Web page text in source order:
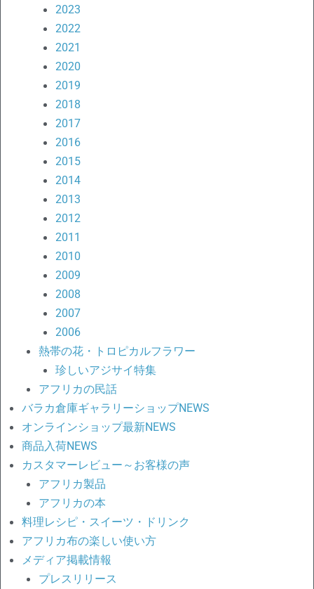
2023
2022
2021
2020
2019
2018
2017
2016
2015
2014
2013
2012
2011
2010
2009
2008
2007
2006
熱帯の花・トロピカルフラワー
珍しいアジサイ特集
アフリカの民話
バラカ倉庫ギャラリーショップNEWS
オンラインショップ最新NEWS
商品入荷NEWS
カスタマーレビュー～お客様の声
アフリカ製品
アフリカの本
料理レシピ・スイーツ・ドリンク
アフリカ布の楽しい使い方
メディア掲載情報
プレスリリース